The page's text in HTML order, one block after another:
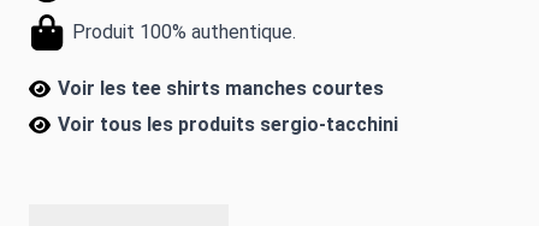
Produit 100% authentique.
Voir les tee shirts manches courtes
Voir tous les produits sergio-tacchini